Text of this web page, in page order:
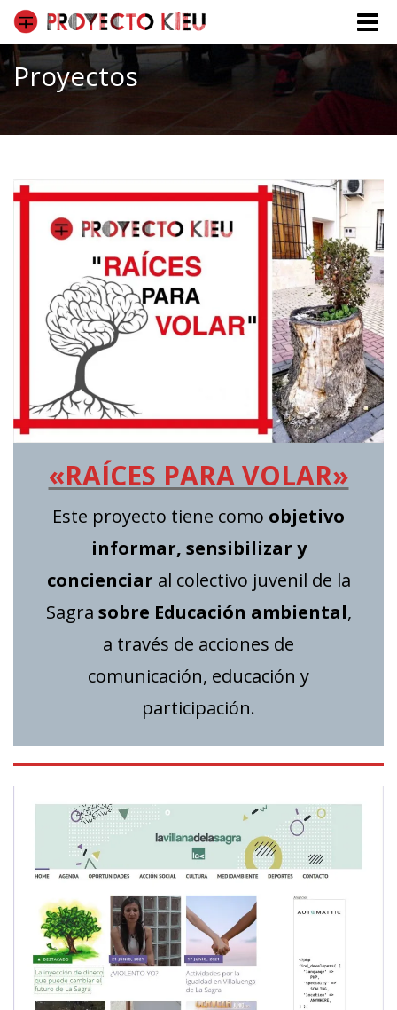
Toggle
Proyectos
«RAÍCES PARA VOLAR»
Este proyecto tiene como objetivo
informar, sensibilizar y
concienciar al colectivo juvenil de la
Sagra sobre Educación ambiental,
a través de acciones de
comunicación, educación y
participación.